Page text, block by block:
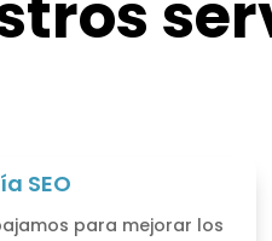
SEO
para mejorar los